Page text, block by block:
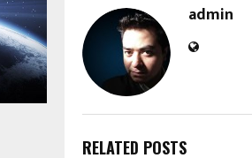
admin
RELATED POSTS